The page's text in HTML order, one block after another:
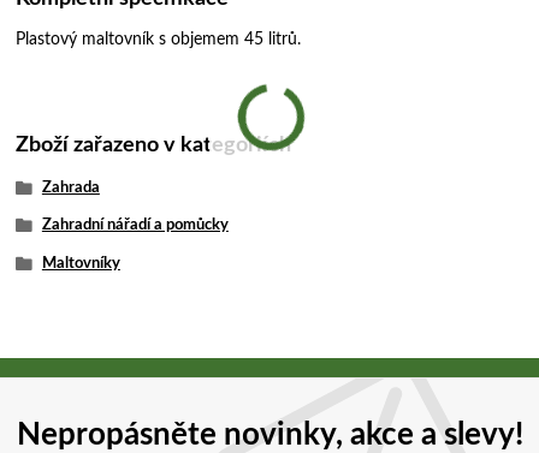
Plastový maltovník s objemem 45 litrů.
Zboží zařazeno v kategoriích
Zahrada
Zahradní nářadí a pomůcky
Maltovníky
Nepropásněte novinky, akce a slevy!